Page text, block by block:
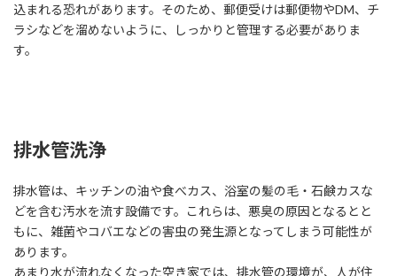
込まれる恐れがあります。そのため、郵便受けは郵便物やDM、チ
ラシなどを溜めないように、しっかりと管理する必要がありま
す。
排水管洗浄
排水管は、キッチンの油や食べカス、浴室の髪の毛・石鹸カスな
どを含む汚水を流す設備です。これらは、悪臭の原因となるとと
もに、雑菌やコバエなどの害虫の発生源となってしまう可能性が
あります。
あまり水が流れなくなった空き家では、排水管の環境が、人が住